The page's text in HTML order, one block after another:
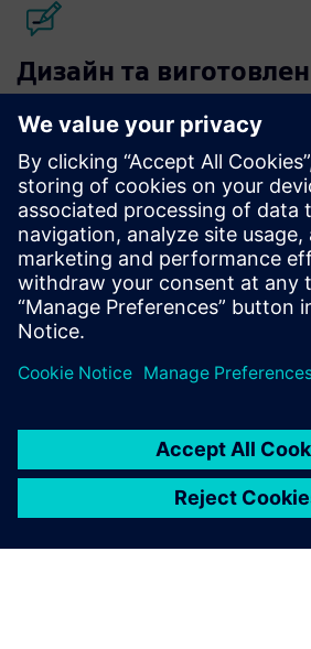
Дизайн та
Набір інструментів Calibre
ефективну та всебічну перевірку
мікросхем для всіх вузлів процесів
проектування, мінімізуючи
графіки стрічок.
Вчіться у експертів